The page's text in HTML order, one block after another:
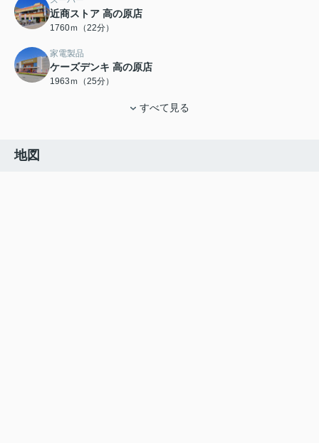
近商ストア 高の原店
1760ｍ（22分）
家電製品
ケーズデンキ 高の原店
1963ｍ（25分）
すべて見る
地図